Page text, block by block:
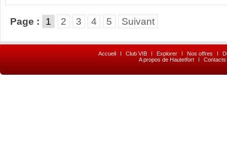
Page : 1 2 3 4 5 Suivant
Accueil I Club VIB I Explorer I Nos offres I
A propos de Hautetfort
I Contacts